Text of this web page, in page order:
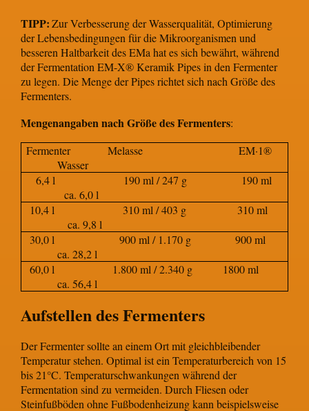
TIPP:Zur Verbesserung der Wasserqualität, Optimierung
der Lebensbedingungen für die Mikroorganismen und
besseren Haltbarkeit des EMa hat es sich bewährt, während
der Fermentation EM-X® Keramik Pipes in den Fermenter
zu legen. Die Menge der Pipes richtet sich nach Größe des
Fermenters.
Mengenangaben nach Größe des Fermenters:
Fermenter Melasse EM·1®
Wasser
6,4 l 190 ml / 247 g 190 ml
ca. 6,0 l
10,4 l 310 ml / 403 g 310 ml
ca. 9,8 l
30,0 l 900 ml / 1.170 g 900 ml
ca. 28,2 l
60,0 l 1.800 ml / 2.340 g 1800 ml
ca. 56,4 l
Aufstellen des Fermenters
Der Fermenter sollte an einem Ort mit gleichbleibender
Temperatur stehen. Optimal ist ein Temperaturbereich von 15
bis 21°C. Temperaturschwankungen während der
Fermentation sind zu vermeiden. Durch Fliesen oder
Steinfußböden ohne Fußbodenheizung kann beispielsweise